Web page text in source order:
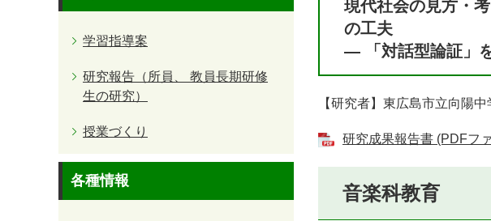
現代社会の見方・
の工夫
― 「対話型論証」
【研究者】東広島市立向陽
研究成果報告書 (PDFフ
音楽科教育
学習指導案
研究報告（所員、 教員長期研修
生の研究）
授業づくり
各種情報